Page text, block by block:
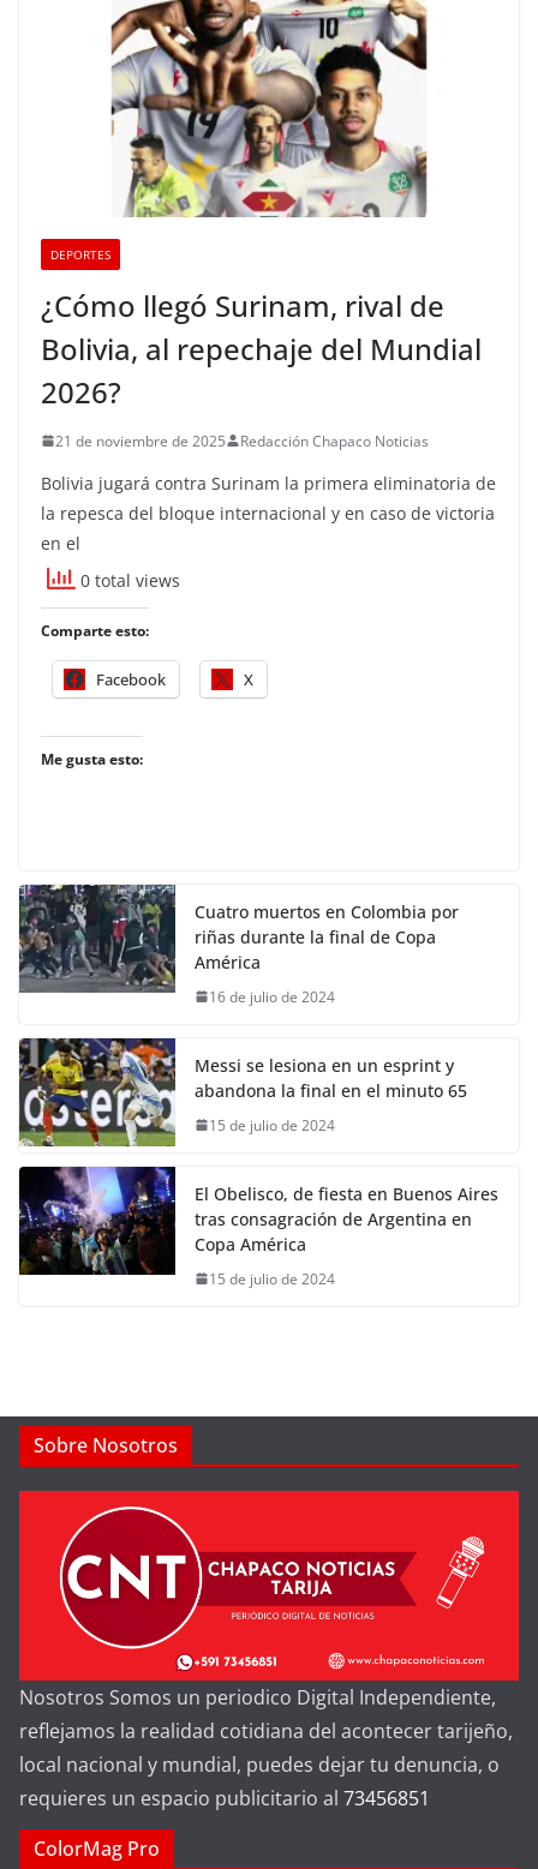
DEPORTES
¿Cómo llegó Surinam, rival de
Bolivia, al repechaje del Mundial
2026?
21 de noviembre de 2025 Redacción Chapaco Noticias
Bolivia jugará contra Surinam la primera eliminatoria de
la repesca del bloque internacional y en caso de victoria
en el
0 total views
Comparte esto:
Facebook X
Me gusta esto:
Cuatro muertos en Colombia por
riñas durante la final de Copa
América
16 de julio de 2024
Messi se lesiona en un esprint y
abandona la final en el minuto 65
15 de julio de 2024
El Obelisco, de fiesta en Buenos Aires
tras consagración de Argentina en
Copa América
15 de julio de 2024
Sobre Nosotros
Nosotros Somos un periodico Digital Independiente,
reflejamos la realidad cotidiana del acontecer tarijeño,
local nacional y mundial, puedes dejar tu denuncia, o
requieres un espacio publicitario al 73456851
ColorMag Pro